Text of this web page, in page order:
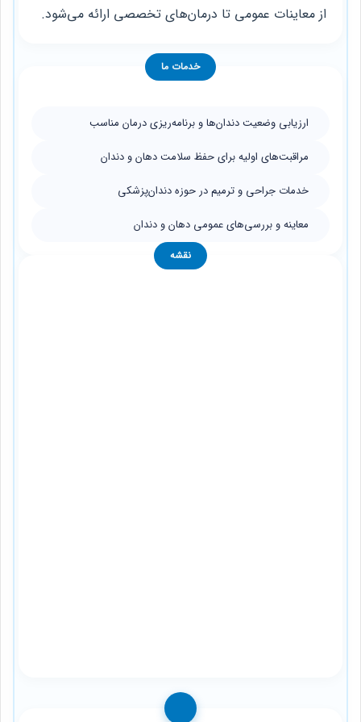
از معاینات عمومی تا درمان‌های تخصصی ارائه می‌شود.
خدمات ما
ارزیابی وضعیت دندان‌ها و برنامه‌ریزی درمان مناسب
مراقبت‌های اولیه برای حفظ سلامت دهان و دندان
خدمات جراحی و ترمیم در حوزه دندان‌پزشکی
معاینه و بررسی‌های عمومی دهان و دندان
نقشه